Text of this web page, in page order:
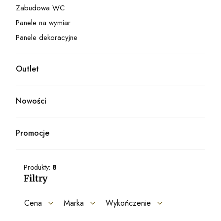
Kategoria - Zabudowa WC
Zabudowa WC
Kategoria - Panele na wymiar
Panele na wymiar
Kategoria - Panele dekoracyjne
Panele dekoracyjne
Kategoria - Outlet
Outlet
Nowości
Promocje
Produkty: 8
Filtry
Cena Marka Wykończenie